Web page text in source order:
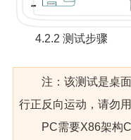
4.2.2 测试步骤
注：该测试是桌
行正反向运动，请勿
PC需要X86架构